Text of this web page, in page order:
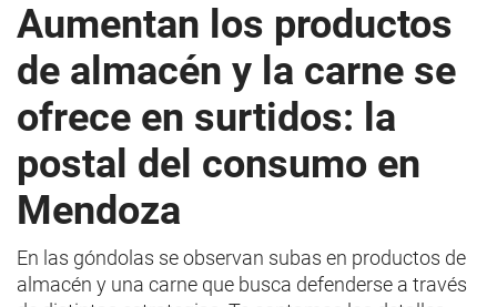
Aumentan los productos
de almacén y la carne se
ofrece en surtidos: la
postal del consumo en
Mendoza
En las góndolas se observan subas en productos de
almacén y una carne que busca defenderse a través